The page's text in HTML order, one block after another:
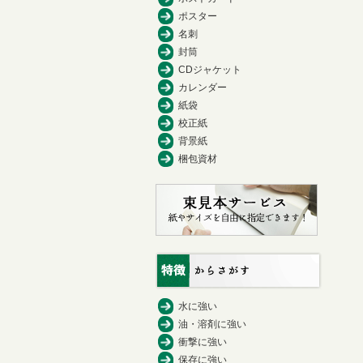
ポスター
名刺
封筒
CDジャケット
カレンダー
紙袋
校正紙
背景紙
梱包資材
水に強い
油・溶剤に強い
衝撃に強い
保存に強い